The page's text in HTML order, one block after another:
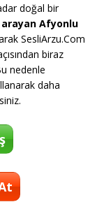
doğal bir
Afyonlu
SesliArzu.Com
biraz
nedenle
daha